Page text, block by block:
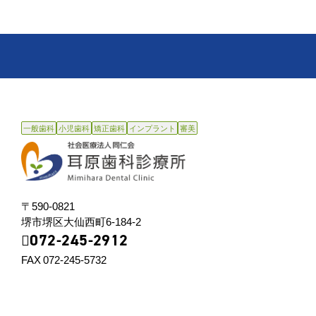
⼀般⻭科 ⼩児⻭科 矯正⻭科 インプラント 審美
〒590-0821
堺市堺区⼤仙⻄町6-184-2
072-245-2912
FAX 072-245-5732